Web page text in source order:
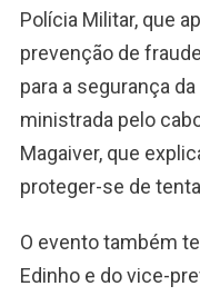
Polícia Militar, que
prevenção de
para a segurança
ministrada pelo
Magaiver, que
proteger-se de
O evento também
Edinho e do vice-